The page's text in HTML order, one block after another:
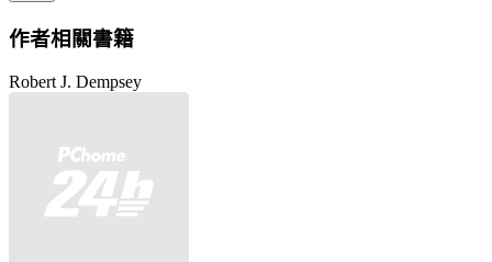
作者相關書籍
Robert J. Dempsey